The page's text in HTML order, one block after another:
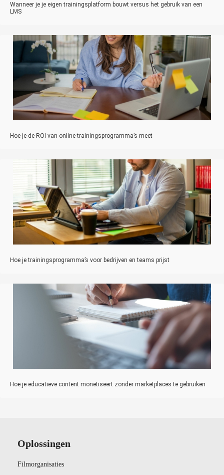
Wanneer je je eigen trainingsplatform bouwt versus het gebruik van een
LMS
Hoe je de ROI van online trainingsprogramma’s meet
Hoe je trainingsprogramma’s voor bedrijven en teams prijst
Hoe je educatieve content monetiseert zonder marketplaces te gebruiken
Oplossingen
Filmorganisaties